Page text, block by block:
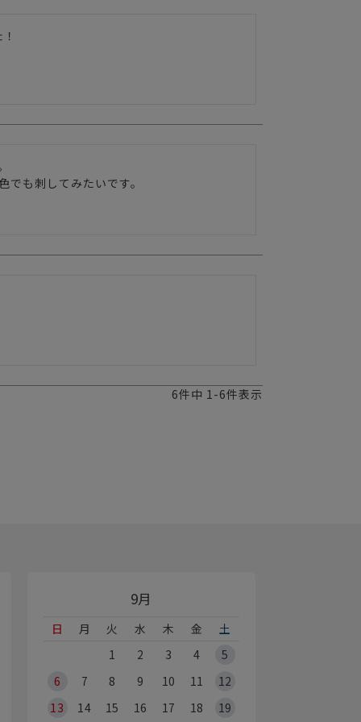
も刺してみたいです。
6件中 1-6件表示
9月
日 月 火 水 木 金
土
1
2 3 4
5
6
7 8 9 10 11
12
13
14 15 16 17 18 19